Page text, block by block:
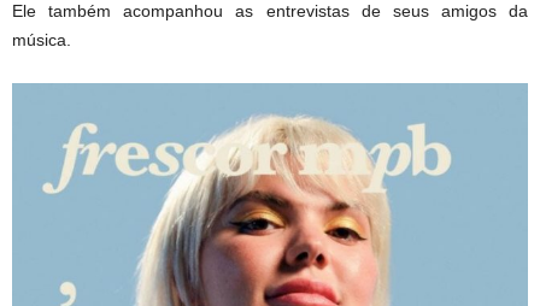
Ele também acompanhou as entrevistas de seus amigos da
música.